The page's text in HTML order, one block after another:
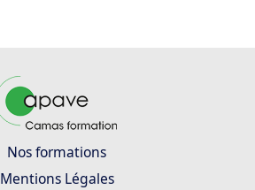
Nos formations
Mentions Légales